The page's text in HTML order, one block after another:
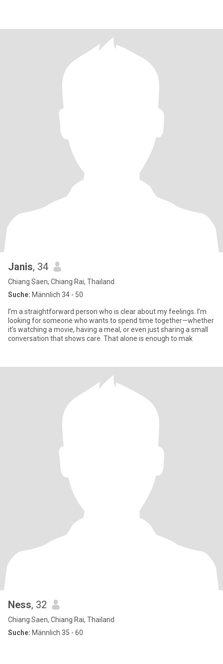
Janis, 34
Chiang Saen, Chiang Rai, Thailand
Suche: Männlich 34 - 50
I’m a straightforward person who is clear about my feelings. I’m
looking for someone who wants to spend time together—whether
it’s watching a movie, having a meal, or even just sharing a small
conversation that shows care. That alone is enough to mak
Ness, 32
Chiang Saen, Chiang Rai, Thailand
Suche: Männlich 35 - 60